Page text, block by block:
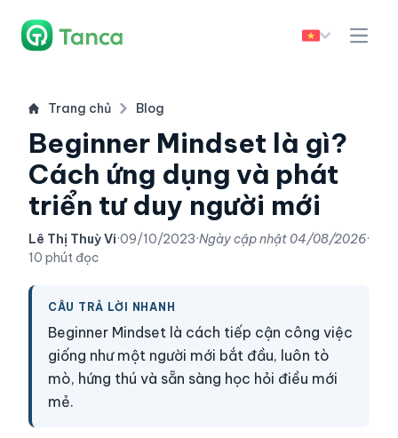
Trang chủ Blog
Beginner Mindset là gì?
Cách ứng dụng và phát
triển tư duy người mới
Lê Thị Thuỳ Vi·09/10/2023·Ngày cập nhật04/08/2026·
10 phút đọc
CÂU TRẢ LỜI NHANH
Beginner Mindset là cách tiếp cận công việc
giống như một người mới bắt đầu, luôn tò
mò, hứng thú và sẵn sàng học hỏi điều mới
mẻ.